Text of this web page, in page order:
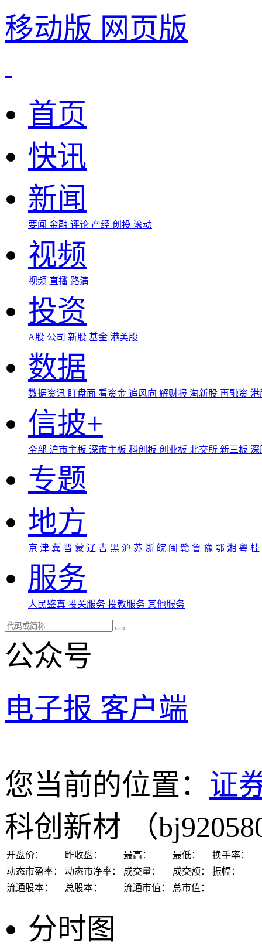
移动版 网页版
首页
快讯
新闻
要闻 金融 评论 产经 创投 滚动
视频
视频 直播 路演
投资
A股 公司 新股 基金 港美股
数据
数据资讯 盯盘面 看资金 追风向 解财报 淘新股 再融资
信披+
全部 沪市主板 深市主板 科创板 创业板 北交所 新三板
专题
地方
京 津 冀 晋 蒙 辽 吉 黑 沪 苏 浙 皖 闽 赣 鲁 豫 鄂 湘 粤 桂
服务
人民鉴真 投关服务 投教服务 其他服务
公众号
电子报 客户端
您当前的位置： 证
科创新材
（
开盘价： 昨收盘： 最高： 最低：
换手率：
动态市盈率：
动态市净率： 成交量： 成交额：
振幅：
流通股本：
总股本： 流通市值： 总市值：
分时图